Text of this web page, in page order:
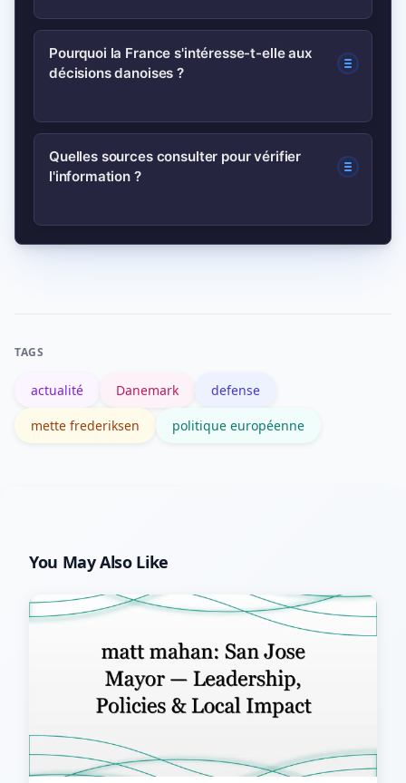
Mette Frederiksen est la Première
ministre du Danemark, leader social-
nationale et représente le pays dans les
affaires européennes et
internationales.
Pourquoi la France s'intéresse-t-elle aux
décisions danoises ?
Le Danemark prend parfois des
décisions sur la défense, l’énergie ou le
Quelles sources consulter pour vérifier
l'information ?
Privilégiez les sources primaires
Wikipédia.
TAGS
actualité Danemark defense
mette frederiksen politique européenne
You May Also Like